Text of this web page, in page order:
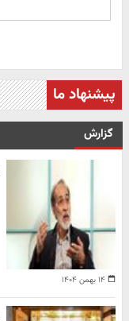
پیشنهاد ما
گزارش
۱۴ بهمن ۱۴۰۴